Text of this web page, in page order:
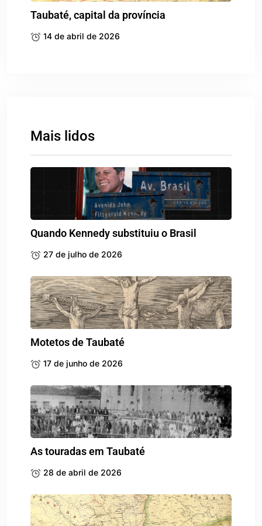
Taubaté, capital da província
14 de abril de 2026
Mais lidos
Quando Kennedy substituiu o Brasil
27 de julho de 2026
Motetos de Taubaté
17 de junho de 2026
As touradas em Taubaté
28 de abril de 2026